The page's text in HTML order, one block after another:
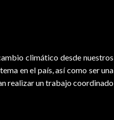
climático desde nuestros
en el país, así como ser una
realizar un trabajo coordinado